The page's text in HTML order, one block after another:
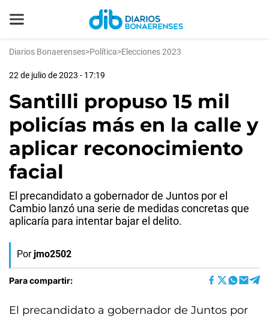
Diarios Bonaerenses>Política>Elecciones 2023
22 de julio de 2023 - 17:19
Santilli propuso 15 mil
policías más en la calle y
aplicar reconocimiento
facial
El precandidato a gobernador de Juntos por el
Cambio lanzó una serie de medidas concretas que
aplicaría para intentar bajar el delito.
Por jmo2502
Para compartir:
El precandidato a gobernador de Juntos por